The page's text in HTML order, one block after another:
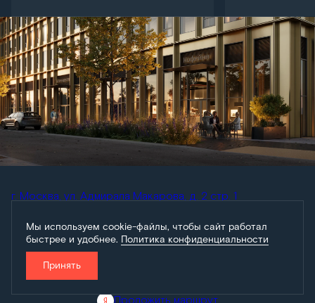
г. Москва, ул. Адмирала Макарова, д. 2 стр. 1
График работы
Ежедневно:с 9:00 до 21:00
Мы используем cookie-файлы, чтобы сайт работал
быстрее и удобнее. Политика конфиденциальности
Принять